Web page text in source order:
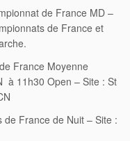
de France MD –
de France et
France Moyenne
à 11h30 Open – Site : St
France de Nuit – Site :